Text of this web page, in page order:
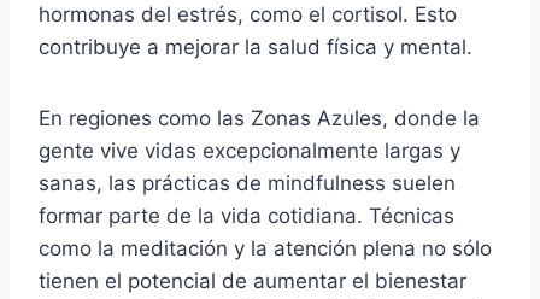
hormonas del estrés, como el cortisol. Esto
contribuye a mejorar la salud física y mental.
En regiones como las Zonas Azules, donde la
gente vive vidas excepcionalmente largas y
sanas, las prácticas de mindfulness suelen
formar parte de la vida cotidiana. Técnicas
como la meditación y la atención plena no sólo
tienen el potencial de aumentar el bienestar